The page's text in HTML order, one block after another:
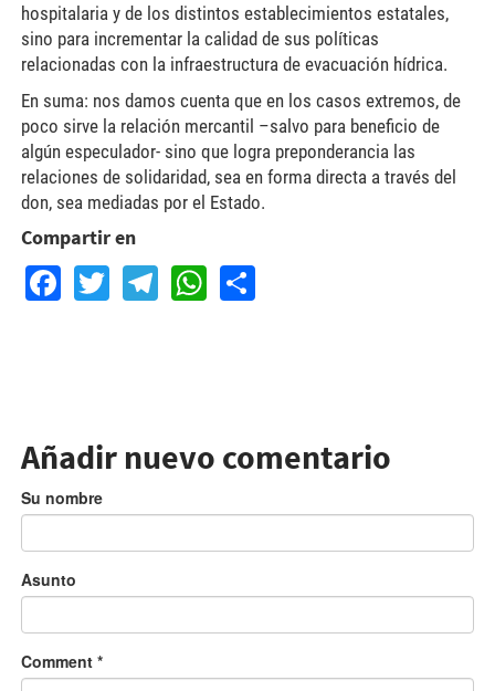
hospitalaria y de los distintos establecimientos estatales,
sino para incrementar la calidad de sus políticas
relacionadas con la infraestructura de evacuación hídrica.
En suma: nos damos cuenta que en los casos extremos, de
poco sirve la relación mercantil –salvo para beneficio de
algún especulador- sino que logra preponderancia las
relaciones de solidaridad, sea en forma directa a través del
don, sea mediadas por el Estado.
Compartir en
Facebook
TwitterTelegram
WhatsApp
Share
Añadir nuevo comentario
Su nombre
Asunto
Comment *